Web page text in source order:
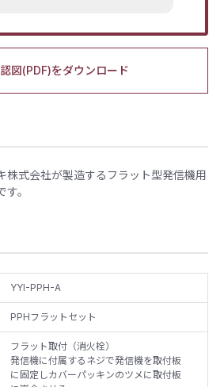
図(PDF)をダウンロード
株式会社が製造するフラット型発信機用
。
YYI-PPH-A
PPHフラットセット
フラット取付（消火栓）
発信機に付属するネジで発信機を取付板
に固定しカバーパッキンのツメに取付板